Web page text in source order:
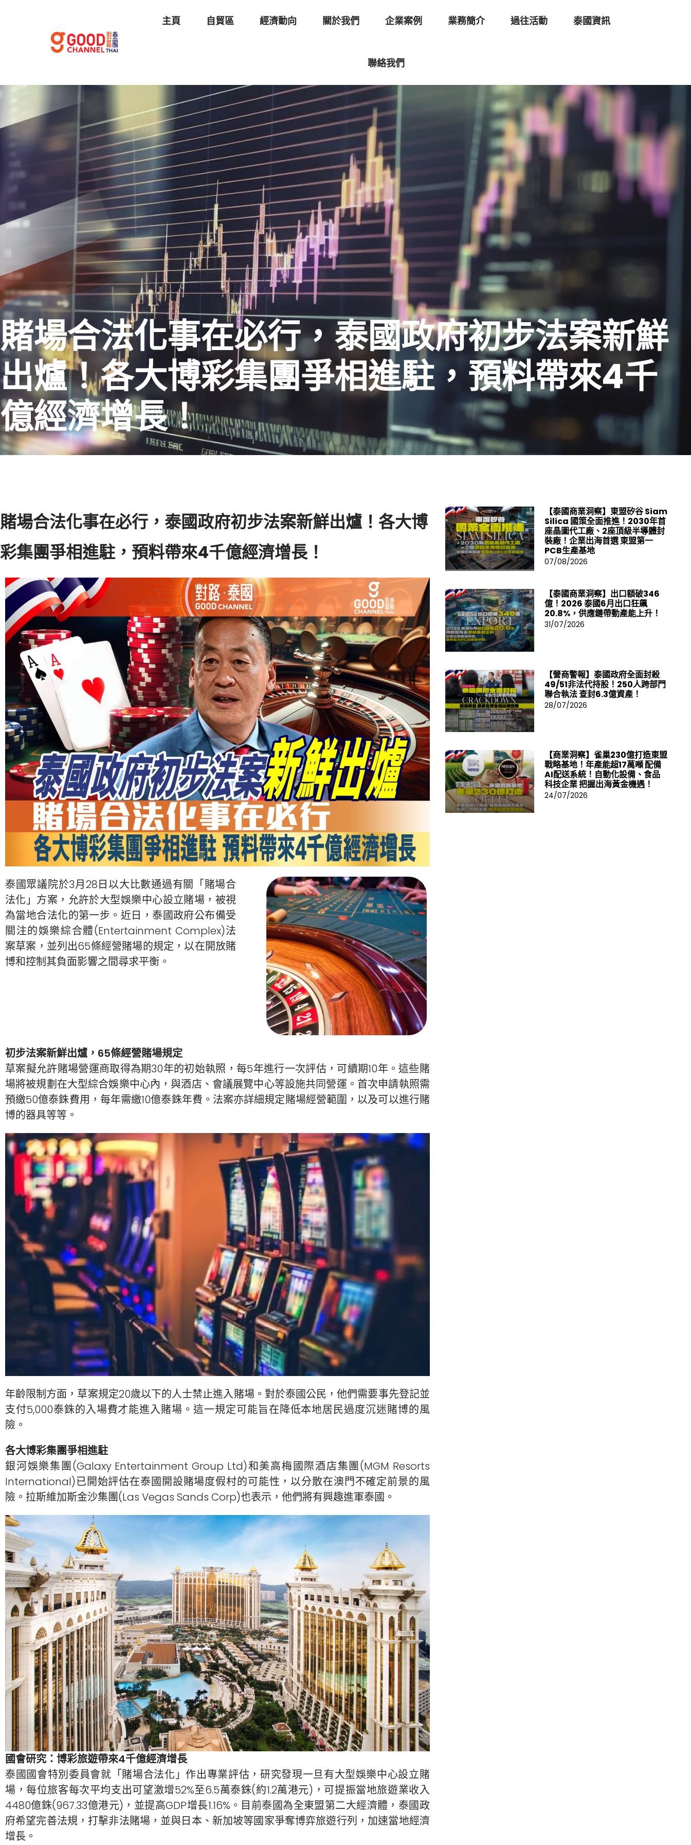
主頁 自貿區 經濟動向 關於我們 企業案例 業務簡介 過往活動 泰國資訊
聯絡我們
賭場合法化事在必行，泰國政府初步法案新鮮
出爐！各大博彩集團爭相進駐，預料帶來4千
億經濟增長！
賭場合法化事在必行，泰國政府初步法案新鮮出爐！各大博
彩集團爭相進駐，預料帶來4千億經濟增長！
泰國眾議院於3月28日以大比數通過有關「賭場合
法化」方案，允許於大型娛樂中心設立賭場，被視
為當地合法化的第一步。近日，泰國政府公布備受
關注的娛樂綜合體(Entertainment Complex)法
案草案，並列出65條經營賭場的規定，以在開放賭
博和控制其負面影響之間尋求平衡。
初步法案新鮮出爐，65條經營賭場規定
草案擬允許賭場營運商取得為期30年的初始執照，每5年進行一次評估，可續期10年。這些賭
場將被規劃在大型綜合娛樂中心內，與酒店、會議展覽中心等設施共同營運。首次申請執照需
預繳50億泰銖費用，每年需繳10億泰銖年費。法案亦詳細規定賭場經營範圍，以及可以進行賭
博的器具等等。
年齡限制方面，草案規定20歲以下的人士禁止進入賭場。對於泰國公民，他們需要事先登記並
支付5,000泰銖的入場費才能進入賭場。這一規定可能旨在降低本地居民過度沉迷賭博的風
險。
各大博彩集團爭相進駐
銀河娛樂集團(Galaxy Entertainment Group Ltd)和美高梅國際酒店集團(MGM Resorts
International)已開始評估在泰國開設賭場度假村的可能性，以分散在澳門不確定前景的風
險。拉斯維加斯金沙集團(Las Vegas Sands Corp)也表示，他們將有興趣進軍泰國。
國會研究：博彩旅遊帶來4千億經濟增長
泰國國會特別委員會就「賭場合法化」作出專業評估，研究發現一旦有大型娛樂中心設立賭
場，每位旅客每次平均支出可望激增52%至6.5萬泰銖(約1.2萬港元)，可提振當地旅遊業收入
4480億銖(967.33億港元)，並提高GDP增長1.16%。目前泰國為全東盟第二大經濟體，泰國政
府希望完善法規，打擊非法賭場，並與日本、新加坡等國家爭奪博弈旅遊行列，加速當地經濟
增長。
【泰國商業洞察】東盟矽谷 Siam
Silica 國策全面推進！2030年首
座晶圖代工廠、2座頂級半導體封
裝廠！企業出海首選 東盟第一
PCB生產基地
07/08/2026
【泰國商業洞察】出口額破346
億！2026 泰國6月出口狂飆
20.8%，供應鏈帶動產能上升！
31/07/2026
【營商警報】泰國政府全面封殺
49/51非法代持股！250人跨部門
聯合執法 查封6.3億資產！
28/07/2026
【商業洞察】雀巢230億打造東盟
戰略基地！年產能超17萬噸 配備
AI配送系統！自動化設備、食品
科技企業 把握出海黃金機遇！
24/07/2026